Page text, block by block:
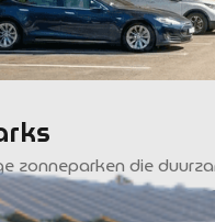
zonneparken die
en bijdragen aan